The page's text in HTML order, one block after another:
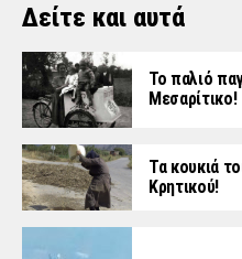
Δείτε και αυτά
Το παλιό
Μεσαρίτικο!
Τα κουκιά
Κρητικού!